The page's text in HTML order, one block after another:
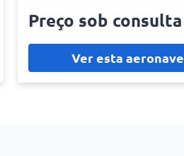
Ver esta aeronave
Preço sob consulta